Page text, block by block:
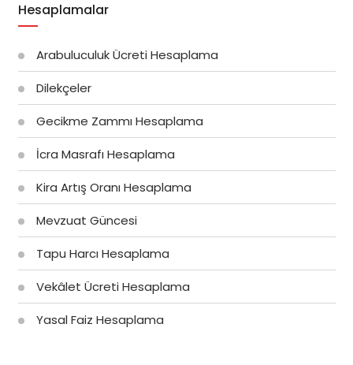
Hesaplamalar
Arabuluculuk Ücreti Hesaplama
Dilekçeler
Gecikme Zammı Hesaplama
İcra Masrafı Hesaplama
Kira Artış Oranı Hesaplama
Mevzuat Güncesi
Tapu Harcı Hesaplama
Vekâlet Ücreti Hesaplama
Yasal Faiz Hesaplama